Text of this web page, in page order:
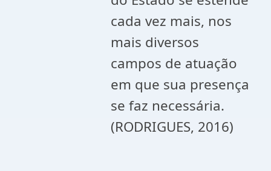
cada vez mais, nos
mais diversos
campos de atuação
em que sua presença
se faz necessária.
(RODRIGUES, 2016)